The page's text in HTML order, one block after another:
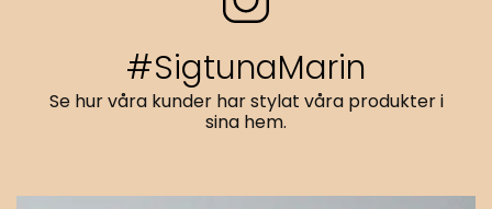
#SigtunaMarin
Se hur våra kunder har stylat våra produkter i
sina hem.